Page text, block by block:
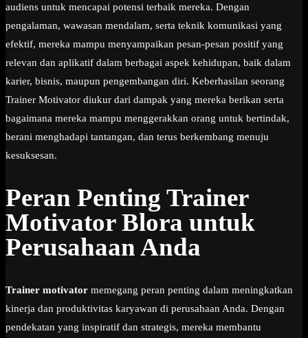
audiens untuk mencapai potensi terbaik mereka. Dengan
pengalaman, wawasan mendalam, serta teknik komunikasi yang
efektif, mereka mampu menyampaikan pesan-pesan positif yang
relevan dan aplikatif dalam berbagai aspek kehidupan, baik dalam
karier, bisnis, maupun pengembangan diri. Keberhasilan seorang
Trainer Motivator diukur dari dampak yang mereka berikan serta
bagaimana mereka mampu menggerakkan orang untuk bertindak,
berani menghadapi tantangan, dan terus berkembang menuju
kesuksesan.
Peran Penting Trainer
Motivator Blora untuk
Perusahaan Anda
Trainer motivator memegang peran penting dalam meningkatkan
kinerja dan produktivitas karyawan di perusahaan Anda. Dengan
pendekatan yang inspiratif dan strategis, mereka membantu